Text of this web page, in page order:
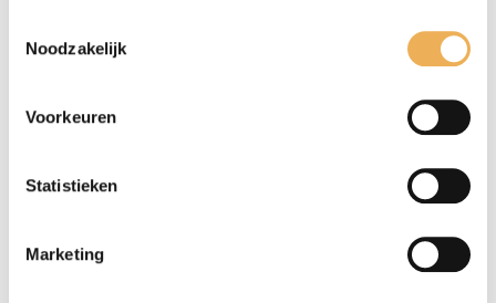
Noodzakelijk
Voorkeuren
Statistieken
Marketing
Mijn naam, e-mail en site opslaan in
ik een reactie plaats.